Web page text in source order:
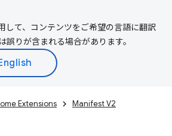
して、コンテンツをご希望の言語に翻訳
誤りが含まれる場合があります。
Extensions
Manifest V2